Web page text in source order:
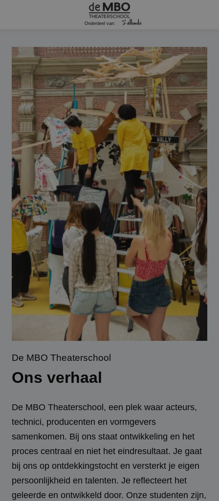
Onderdeel van:
De MBO Theaterschool
Ons verhaal
De MBO Theaterschool, een plek waar acteurs,
technici, producenten en vormgevers
samenkomen. Bij ons staat ontwikkeling en het
proces centraal en niet het eindresultaat. Je gaat
bij ons op ontdekkingstocht en versterkt je eigen
persoonlijkheid en talenten. Je reflecteert het
geleerde en ontwikkeld door. Onze studenten zijn,